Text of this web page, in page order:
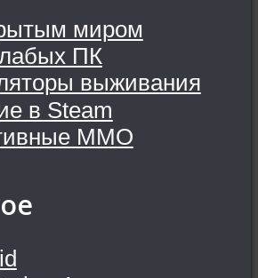
миром
ПК
выживания
в Steam
MMO